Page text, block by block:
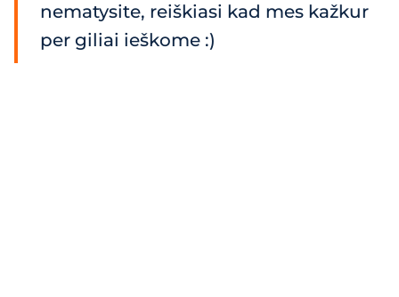
nematysite, reiškiasi kad mes kažkur
per giliai ieškome :)